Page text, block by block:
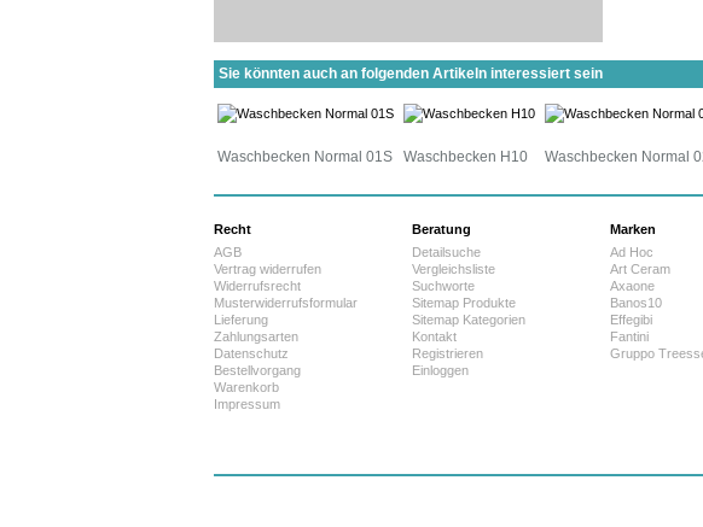
Sie könnten auch an folgenden Artikeln interessiert sein
Waschbecken Normal 01S Waschbecken H10 Waschbecken Normal
Recht
AGB
Vertrag widerrufen
Widerrufsrecht
Musterwiderrufsformular
Lieferung
Zahlungsarten
Datenschutz
Bestellvorgang
Warenkorb
Impressum
Beratung
Detailsuche
Vergleichsliste
Suchworte
Sitemap Produkte
Sitemap Kategorien
Kontakt
Registrieren
Einloggen
Marken
Ad Hoc
Art Ceram
Axaone
Banos10
Effegibi
Fantini
Gruppo